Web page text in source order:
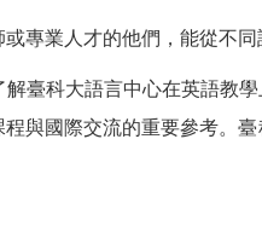
專業人才的他們，能從不同
臺科大語言中心在英語教
與國際交流的重要參考。